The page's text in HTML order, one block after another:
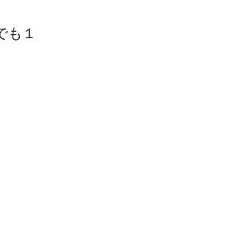
も１